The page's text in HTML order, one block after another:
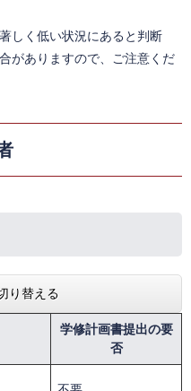
しく低い状況にあると判断
がありますので、ご注意くだ
り替える
学修計画書提出の要
否